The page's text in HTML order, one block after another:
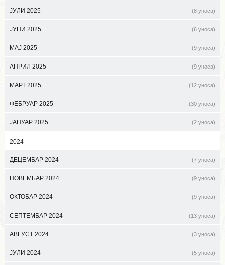
ЈУЛИ 2025 (8 уноса)
ЈУНИ 2025 (6 уноса)
МАЈ 2025 (9 уноса)
АПРИЛ 2025 (9 уноса)
МАРТ 2025 (12 уноса)
ФЕБРУАР 2025 (30 уноса)
ЈАНУАР 2025 (2 уноса)
2024
ДЕЦЕМБАР 2024 (7 уноса)
НОВЕМБАР 2024 (9 уноса)
ОКТОБАР 2024 (9 уноса)
СЕПТЕМБАР 2024 (13 уноса)
АВГУСТ 2024 (3 уноса)
ЈУЛИ 2024 (5 уноса)